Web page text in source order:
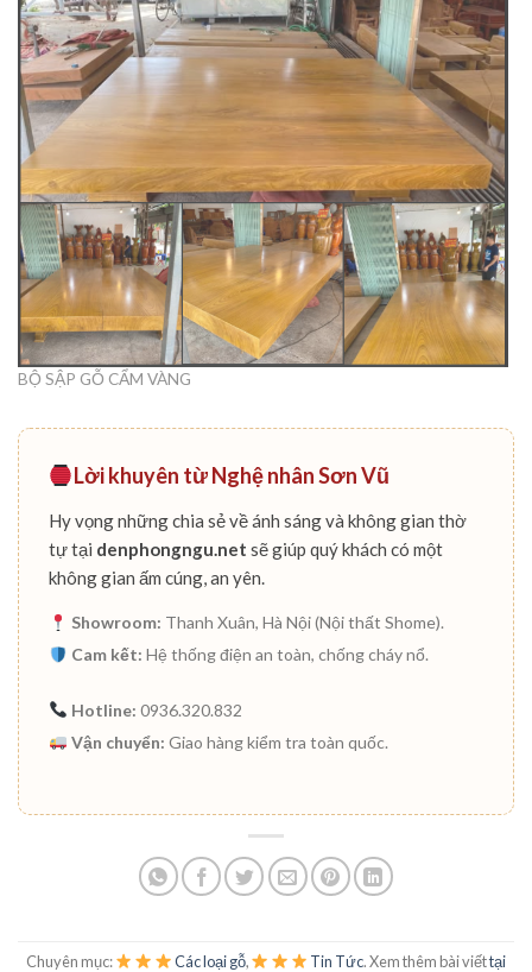
BỘ SẬP GỖ CẨM VÀNG
Lời khuyên từ Nghệ nhân Sơn Vũ
Hy vọng những chia sẻ về ánh sáng và không gian thờ
tự tại denphongngu.net sẽ giúp quý khách có một
không gian ấm cúng, an yên.
Showroom: Thanh Xuân, Hà Nội (Nội thất Shome).
Cam kết: Hệ thống điện an toàn, chống cháy nổ.
Hotline: 0936.320.832
Vận chuyển: Giao hàng kiểm tra toàn quốc.
Chuyên mục: Các loại gỗ, Tin Tức. Xem thêm bài viếttại